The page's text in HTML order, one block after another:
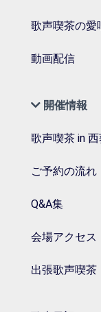
歌声喫茶の愛
動画配信
開催情報
歌声喫茶 in
ご予約の流れ
Q&A集
会場アクセス
出張歌声喫茶